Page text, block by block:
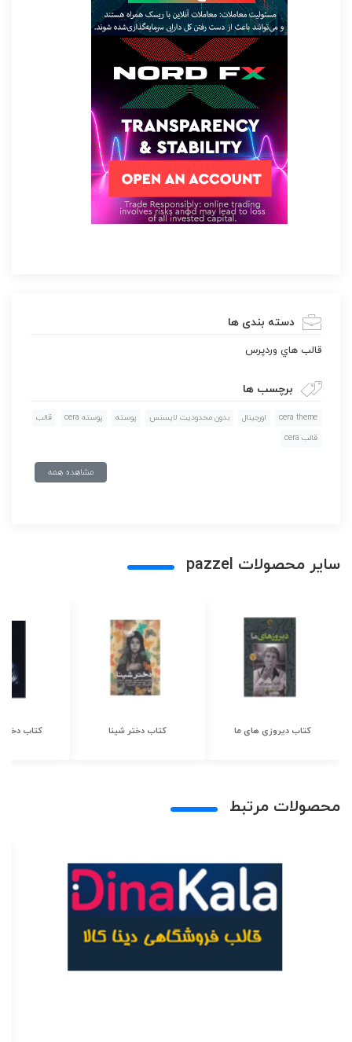
دسته بندی ها
قالب هاي وردپرس
برچسب ها
cera theme اورجينال بدون محدوديت لايسنس پوسته پوسته cera
قالب
قالب cera
مشاهده همه
سایر محصولات pazzel
کتاب دیروزی های ما کتاب دختر شینا کتاب دختر
محصولات مرتبط